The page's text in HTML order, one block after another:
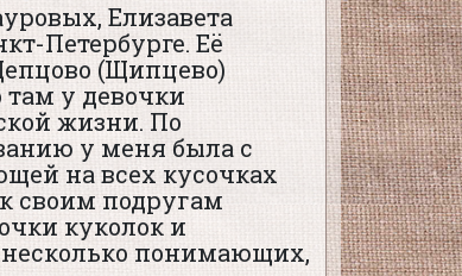
Елизавета
Петербурге. Её
(Щипцево)
у девочки
жизни. По
у меня была с
на всех кусочках
своим подругам
куколок и
понимающих,